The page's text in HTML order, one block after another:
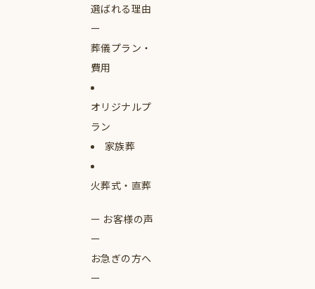
選ばれる理由
葬儀プラン・
費用
オリジナルプ
ラン
家族葬
火葬式・直葬
お客様の声
お急ぎの方へ